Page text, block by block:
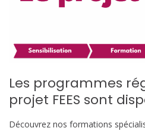
Les programmes
projet FEES sont
Découvrez nos formations